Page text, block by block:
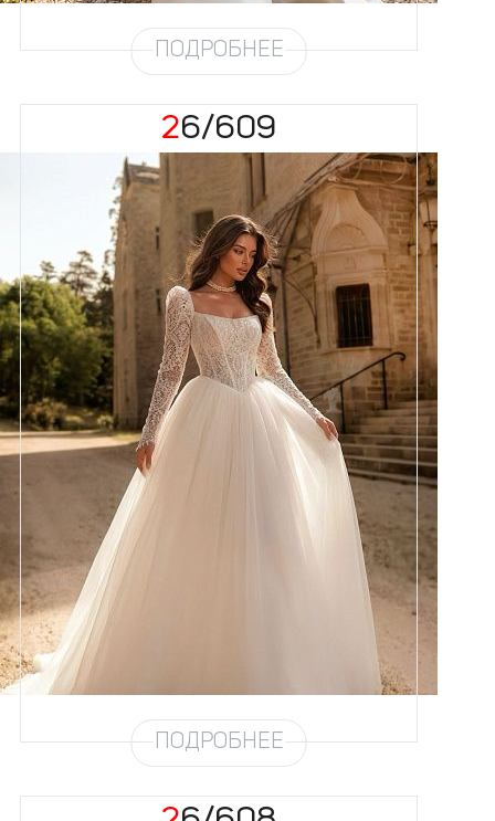
ПОДРОБНЕЕ
26/609
Размеры
42, 44, 46, 48, 50, 52, 54, 56,
Цвет
Силуэт
Юбка
Шлейф
ПОДРОБНЕЕ